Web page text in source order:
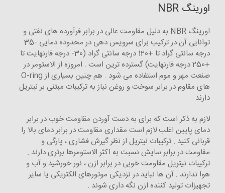
اورینگ NBR
اورینگ NBR به دلیل مقاومت عالی در برابر فرآورده های نفتی و
توانایی آن در ترکیب برای سرویس دهی در محدوده دمایی -35
درجه سانتی گراد تا +120 درجه سانتی گراد (30- درجه فارنهایت تا
+250 درجه فارنهایت) گسترده ترین است . امروزه از الاستومر در
صنعت مهر و موم استفاده می شود . هم چنین بسیاری از O-ring
های مقاوم در برابر سوخت و روغن نیاز به ترکیبات مبتنی بر نیتریل
دارند .
لازم به ذکر است که برای به دست آوردن مقاومت خوب در برابر
دمای پایین اغلب لازم است مقداری مقاومت در برابر دمای بالا را
قربانی کنید . ترکیبات نیتریل از نظر گیرش فشاری ، پارگی و
مقاومت در برابر سایش نسبت به اکثر الاستومرها برتری دارند .
ترکیبات نیتریل مقاومت خوبی در برابر ازن ، نور خورشید و آب و
هوا ندارند . آن ها نباید در نزدیکی موتورهای الکتریکی یا سایر
تجهیزات تولید کننده ازن نگه داری شوند .